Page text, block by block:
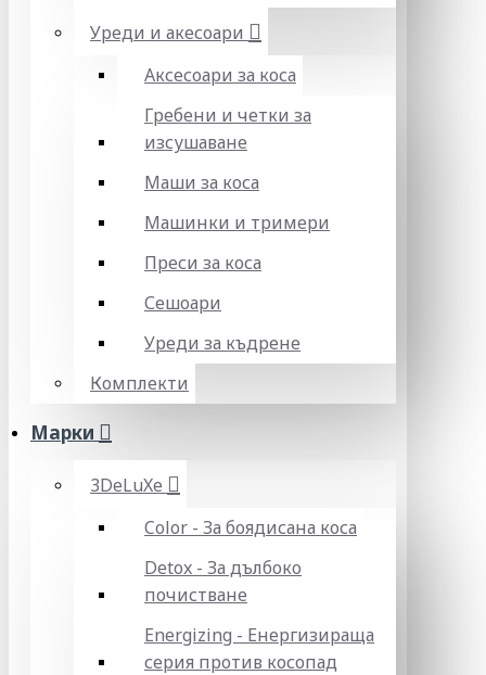
Уреди и акесоари
Аксесоари за коса
Гребени и четки за
изсушаване
Маши за коса
Машинки и тримери
Преси за коса
Сешоари
Уреди за къдрене
Комплекти
Марки
3DeLuXe
Color - За боядисана коса
Detox - За дълбоко
почистване
Energizing - Енергизираща
серия против косопад